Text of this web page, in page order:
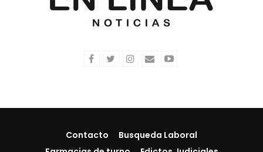
Contacto
Busqueda Laboral